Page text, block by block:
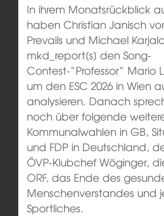
In ihrem Monatsrückblick
haben Christian Janisch
Prevails und Michael
mkd_report[s] den Song-
Contest-“Professor“ Mario
um den ESC 2026 in Wien
analysieren. Danach
noch über folgende
Kommunalwahlen in GB,
und FDP in Deutschland,
ÖVP-Klubchef Wöginger,
ORF, das Ende des
Menschenverstandes und
Sportliches.